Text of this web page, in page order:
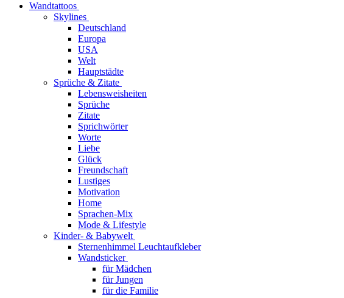
Wandtattoos
Skylines
Deutschland
Europa
USA
Welt
Hauptstädte
Sprüche & Zitate
Lebensweisheiten
Sprüche
Zitate
Sprichwörter
Worte
Liebe
Glück
Freundschaft
Lustiges
Motivation
Home
Sprachen-Mix
Mode & Lifestyle
Kinder- & Babywelt
Sternenhimmel Leuchtaufkleber
Wandsticker
für Mädchen
für Jungen
für die Familie